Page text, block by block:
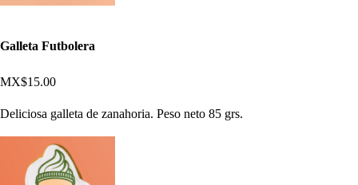
Galleta Futbolera
MX$15.00
Deliciosa galleta de zanahoria. Peso neto 85 grs.